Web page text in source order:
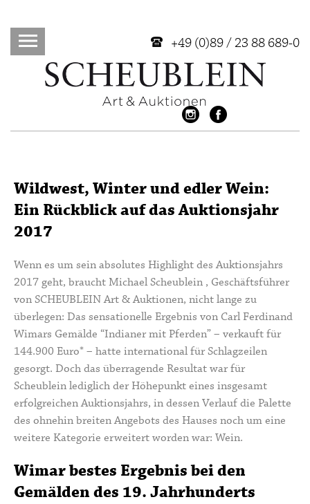
+49 (0)89 / 23 88 689-0
Wildwest, Winter und edler Wein:
Ein Rückblick auf das Auktionsjahr
2017
Wenn es um sein absolutes Highlight des Auktionsjahrs
2017 geht, braucht Michael Scheublein , Geschäftsführer
von SCHEUBLEIN Art & Auktionen, nicht lange zu
überlegen: Das sensationelle Ergebnis von Carl Ferdinand
Wimars Gemälde “Indianer mit Pferden” – verkauft für
144.900 Euro* – hatte international für Schlagzeilen
gesorgt. Doch das überragende Resultat war für
Scheublein lediglich der Höhepunkt eines insgesamt
erfolgreichen Auktionsjahrs, in dessen Verlauf die Palette
des ohnehin breiten Angebots des Hauses noch um eine
weitere Kategorie erweitert worden war: Wein.
Wimar bestes Ergebnis bei den
Gemälden des 19. Jahrhunderts